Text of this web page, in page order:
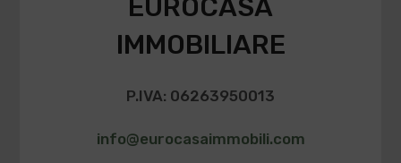
EUROCASA
IMMOBILIARE
P.IVA: 06263950013
info@eurocasaimmobili.com